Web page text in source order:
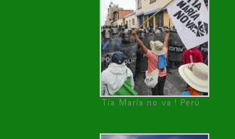
Tía María no va ! Perú